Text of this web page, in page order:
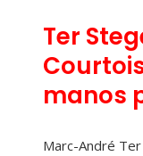
Ter
manos
Marc-André